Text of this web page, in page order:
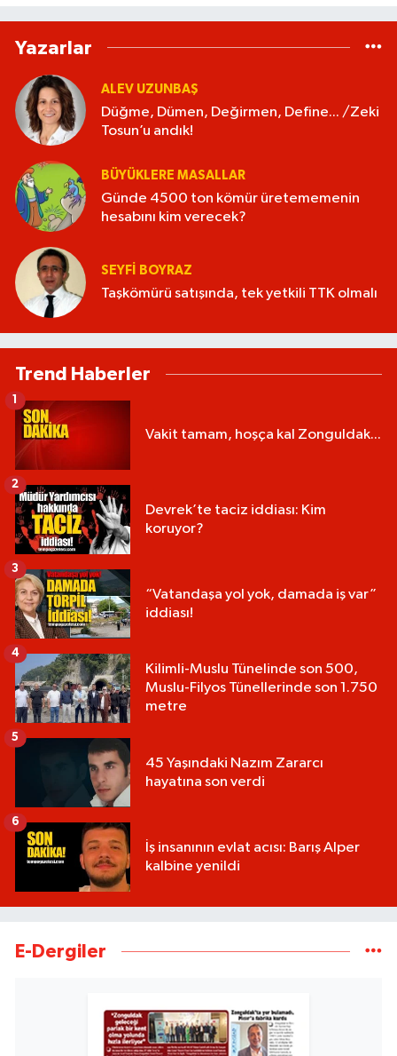
Yazarlar
ALEV UZUNBAŞ
Düğme, Dümen, Değirmen, Define... /Zeki
Tosun’u andık!
BÜYÜKLERE MASALLAR
Günde 4500 ton kömür üretememenin
hesabını kim verecek?
SEYFI BOYRAZ
Taşkömürü satışında, tek yetkili TTK olmalı
Trend Haberler
Vakit tamam, hoşça kal Zonguldak...
1
Devrek’te taciz iddiası: Kim
koruyor?
2
“Vatandaşa yol yok, damada iş var”
iddiası!
3
Kilimli-Muslu Tünelinde son 500,
Muslu-Filyos Tünellerinde son 1.750
metre
4
45 Yaşındaki Nazım Zararcı
hayatına son verdi
5
İş insanının evlat acısı: Barış Alper
kalbine yenildi
6
E-Dergiler